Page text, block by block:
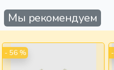
Мы рекомендуем
- 56 %